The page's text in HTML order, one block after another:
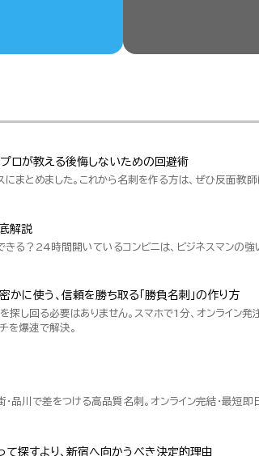
ロが教える後悔しないための回避術
まとめました。これから名刺を作る方は、ぜひ反面教師
解説
る？24時間開いているコンビニは、ビジネスマンの強
に使う、信頼を勝ち取る「勝負名刺」の作り方
探し回る必要はありません。スマホで1分、オンライ
を爆速で解決。
品川で差をつける高品質名刺。オンライン完結・最短
て探すより、新宿へ向かうべき決定的理由